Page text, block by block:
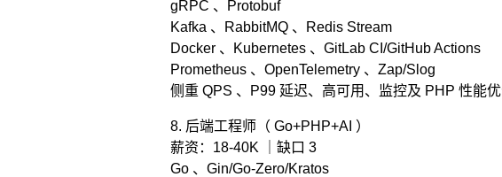
gRPC 、Protobuf
Kafka 、RabbitMQ 、Redis Stream
Docker 、Kubernetes 、GitLab CI/GitHub Actions
Prometheus 、OpenTelemetry 、Zap/Slog
侧重 QPS 、P99 延迟、高可用、监控及 PHP 性能
8. 后端工程师（ Go+PHP+AI ）
薪资：18-40K ｜缺口 3
Go 、Gin/Go-Zero/Kratos